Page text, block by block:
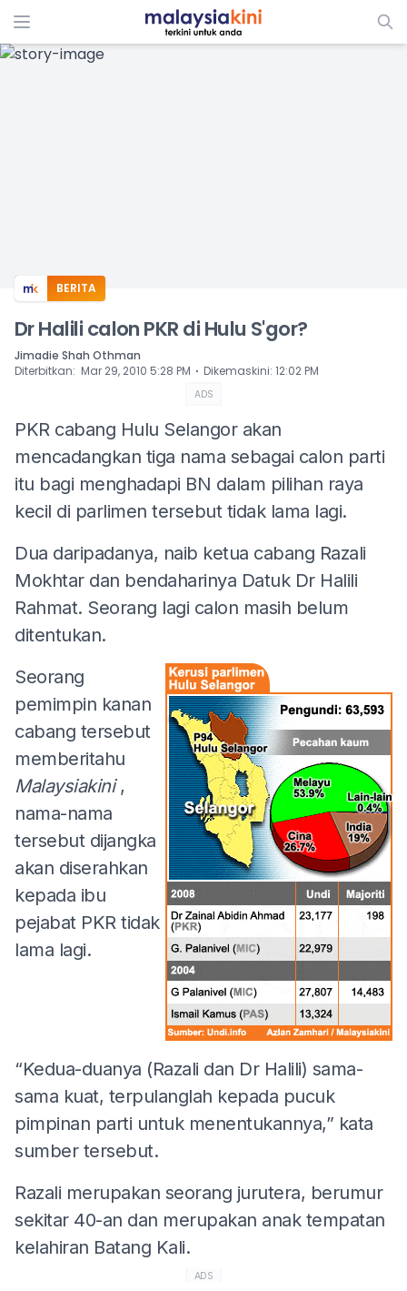
ADS
BERITA
Dr Halili calon PKR di Hulu S'gor?
Jimadie Shah Othman
Diterbitkan: Mar 29, 2010 5:28 PM ⋅ Dikemaskini: 12:02 PM
ADS
PKR cabang Hulu Selangor akan
mencadangkan tiga nama sebagai calon parti
itu bagi menghadapi BN dalam pilihan raya
kecil di parlimen tersebut tidak lama lagi.
Dua daripadanya, naib ketua cabang Razali
Mokhtar dan bendaharinya Datuk Dr Halili
Rahmat. Seorang lagi calon masih belum
ditentukan.
Seorang
pemimpin kanan
cabang tersebut
memberitahu
Malaysiakini ,
nama-nama
tersebut dijangka
akan diserahkan
kepada ibu
pejabat PKR tidak
lama lagi.
“Kedua-duanya (Razali dan Dr Halili) sama-
sama kuat, terpulanglah kepada pucuk
pimpinan parti untuk menentukannya,” kata
sumber tersebut.
Razali merupakan seorang jurutera, berumur
sekitar 40-an dan merupakan anak tempatan
kelahiran Batang Kali.
ADS